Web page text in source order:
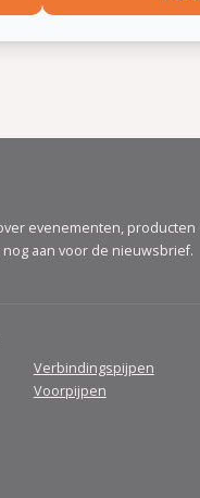
evenementen, producten
aan voor de nieuwsbrief.
Verbindingspijpen
Voorpijpen